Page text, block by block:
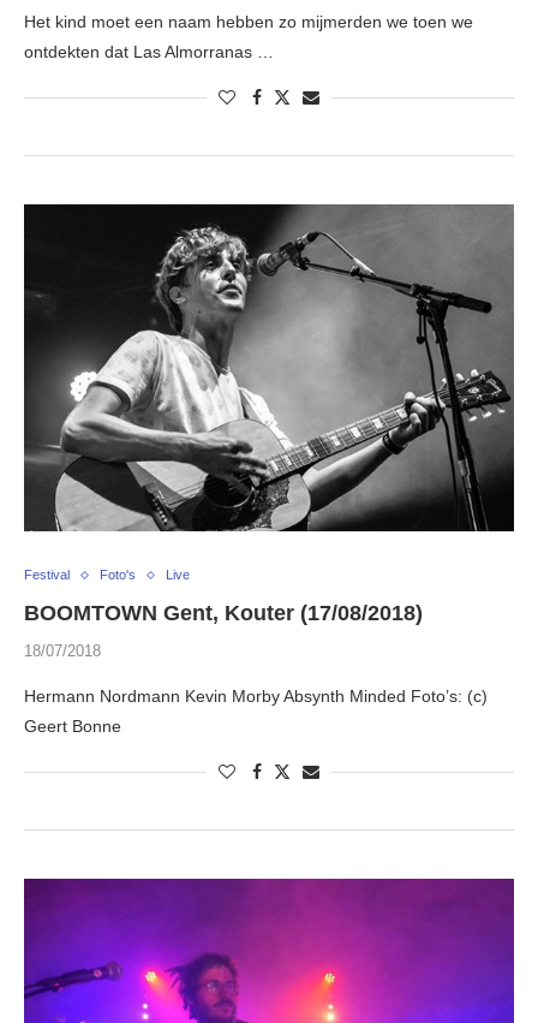
Het kind moet een naam hebben zo mijmerden we toen we
ontdekten dat Las Almorranas …
Festival Foto's Live
BOOMTOWN Gent, Kouter (17/08/2018)
18/07/2018
Hermann Nordmann Kevin Morby Absynth Minded Foto’s: (c)
Geert Bonne